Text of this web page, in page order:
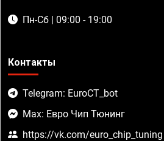
Пн-Сб | 09:00 - 19:00
Контакты
Telegram: EuroCT_bot
Max: Евро Чип Тюнинг
https://vk.com/euro_chip_tuning